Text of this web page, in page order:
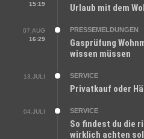
15:19
Urlaub mit dem
07.AUG
16:29
PRESSEMELDUNGEN
Gasprüfung
wissen müssen
13.JULI SERVICE
Privatkauf oder
04.JULI SERVICE
So findest du die
wirklich achten